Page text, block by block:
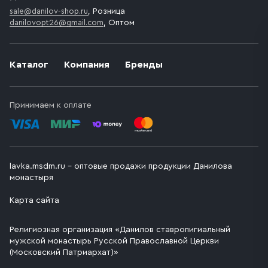
Каталог Компания Бренды
Принимаем к оплате
sale@danilov-shop.ru, Розница
danilovopt26@gmail.com, Оптом
lavka.msdm.ru – оптовые продажи продукции Данилова
монастыря
Карта сайта
Религиозная организация «Данилов ставропигиальный
мужской монастырь Русской Православной Церкви
(Московский Патриархат)»